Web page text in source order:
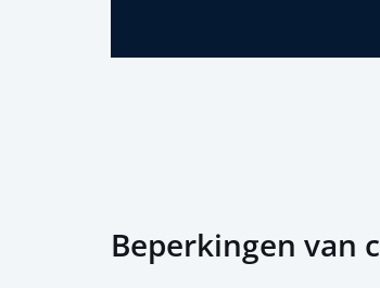
Beperkingen van